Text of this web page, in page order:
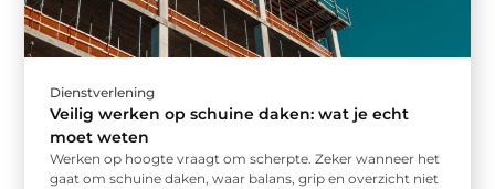
Dienstverlening
Veilig werken op schuine daken: wat je echt
moet weten
Werken op hoogte vraagt om scherpte. Zeker wanneer het
gaat om schuine daken, waar balans, grip en overzicht niet